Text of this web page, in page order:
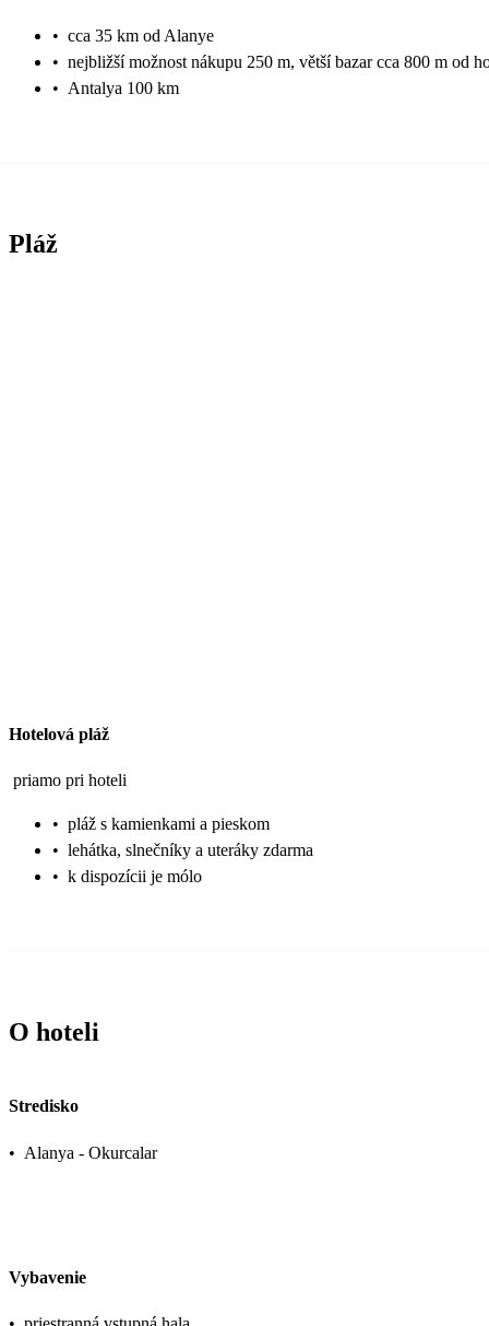
• cca 35 km od Alanye
• nejbližší možnost nákupu 250 m, větší bazar cca 800 m od
• Antalya 100 km
Pláž
Hotelová pláž
priamo pri hoteli
• pláž s kamienkami a pieskom
• lehátka, slnečníky a uteráky zdarma
• k dispozícii je mólo
O hoteli
Stredisko
• Alanya - Okurcalar
Vybavenie